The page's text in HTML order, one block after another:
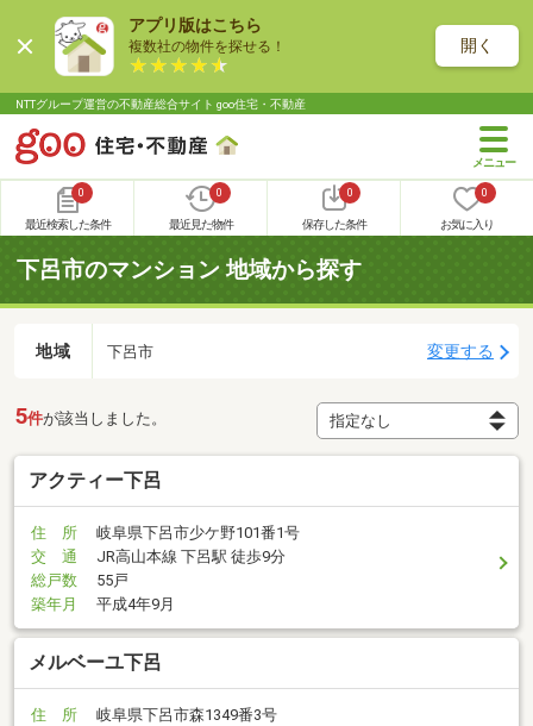
アプリ版はこちら
複数社の物件を探せる！ 開く
NTTグループ運営の不動産総合サイト goo住宅・不動産
0
最近検索した条件
0
最近見た物件
0
保存した条件
0
お気に入り
下呂市のマンション 地域から探す
地域 下呂市 変更する
5件が該当しました。
アクティー下呂
住 所
岐阜県下呂市少ケ野101番1号
交 通
JR高山本線 下呂駅 徒歩9分
総戸数
55戸
築年月
平成4年9月
メルベーユ下呂
住 所
岐阜県下呂市森1349番3号